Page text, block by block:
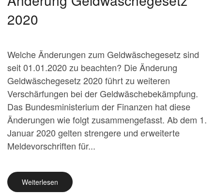
2020
Welche Änderungen zum Geldwäschegesetz sind
seit 01.01.2020 zu beachten? Die Änderung
Geldwäschegesetz 2020 führt zu weiteren
Verschärfungen bei der Geldwäschebekämpfung.
Das Bundesministerium der Finanzen hat diese
Änderungen wie folgt zusammengefasst. Ab dem 1.
Januar 2020 gelten strengere und erweiterte
Meldevorschriften für...
Weiterlesen